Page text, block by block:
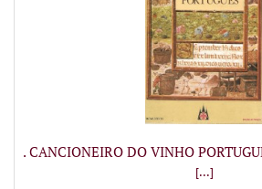
. CANCIONEIRO DO VINHO
[...]